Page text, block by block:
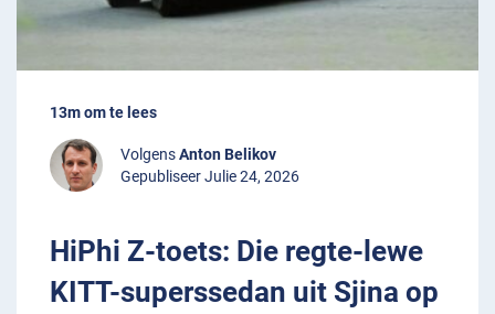
13m om te lees
VolgensAnton Belikov
Gepubliseer Julie 24, 2026
HiPhi Z-toets: Die regte-lewe
KITT-superssedan uit Sjina op